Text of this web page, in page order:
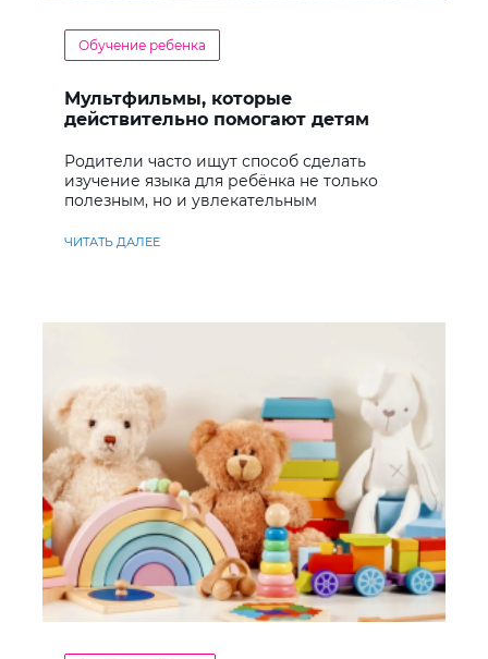
Обучение ребенка
Мультфильмы, которые
действительно помогают детям
Родители часто ищут способ сделать
изучение языка для ребёнка не только
полезным, но и увлекательным
ЧИТАТЬ ДАЛЕЕ